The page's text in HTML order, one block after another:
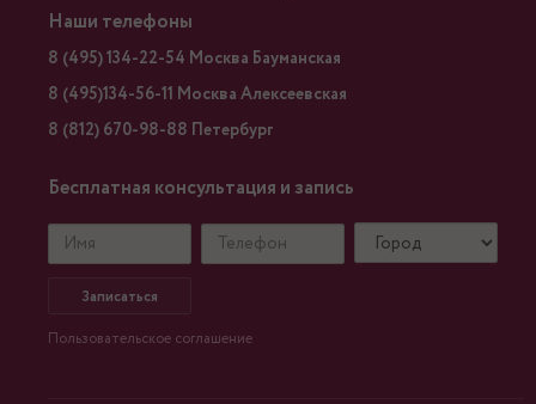
Наши телефоны
8 (495) 134-22-54 Москва Бауманская
8 (495)134-56-11 Москва Алексеевская
8 (812) 670-98-88 Петербург
Бесплатная консультация и запись
Записаться
Пользовательское соглашение